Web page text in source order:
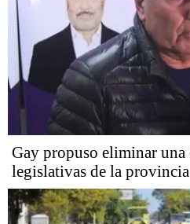
Gay propuso eliminar una
legislativas de la